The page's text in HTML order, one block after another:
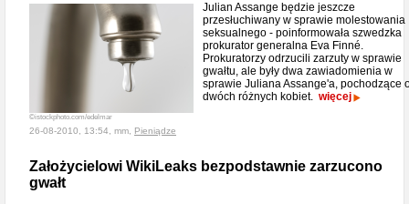
©istockphoto.com/edelmar
Julian Assange będzie jeszcze
przesłuchiwany w sprawie molestowania
seksualnego - poinformowała szwedzka
prokurator generalna Eva Finné.
Prokuratorzy odrzucili zarzuty w sprawie
gwałtu, ale były dwa zawiadomienia w
sprawie Juliana Assange'a, pochodzące
dwóch różnych kobiet. więcej
26-08-2010, 13:54, mm, Pieniądze
Założycielowi WikiLeaks bezpodstawnie zarzucono
gwałt